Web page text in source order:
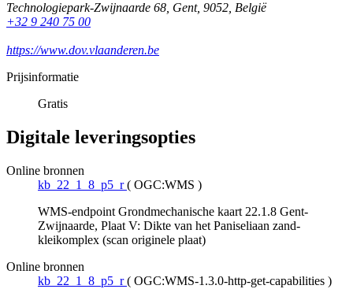
Technologiepark-Zwijnaarde 68, Gent, 9052, België
+32 9 240 75 00
https://www.dov.vlaanderen.be
Prijsinformatie
Gratis
Digitale leveringsopties
Online bronnen
kb_22_1_8_p5_r ( OGC:WMS )
WMS-endpoint Grondmechanische kaart 22.1.8 Gent-
Zwijnaarde, Plaat V: Dikte van het Paniseliaan zand-
kleikomplex (scan originele plaat)
Online bronnen
kb_22_1_8_p5_r ( OGC:WMS-1.3.0-http-get-capabilities )